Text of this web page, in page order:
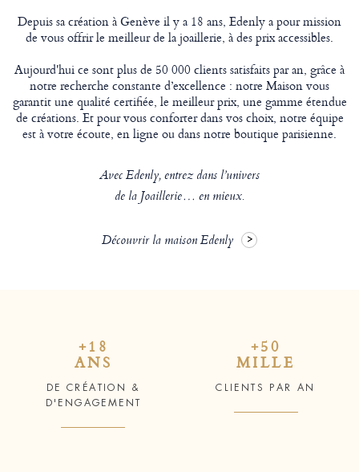
Depuis sa création à Genève il y a 18 ans, Edenly a pour mission
de vous offrir le meilleur de la joaillerie, à des prix accessibles.
Aujourd'hui ce sont plus de 50 000 clients satisfaits par an, grâce à
notre recherche constante d’excellence : notre Maison vous
garantit une qualité certifiée, le meilleur prix, une gamme étendue
de créations. Et pour vous conforter dans vos choix, notre équipe
est à votre écoute, en ligne ou dans notre boutique parisienne.
Avec Edenly, entrez dans l’univers
de la Joaillerie… en mieux.
Découvrir la maison Edenly
+18
ANS
DE CRÉATION &
D'ENGAGEMENT
+50
MILLE
CLIENTS PAR AN